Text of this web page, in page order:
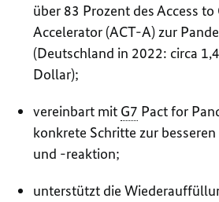
über 83 Prozent des Access
Accelerator (ACT-A) zur
(Deutschland in 2022: circa
Dollar);
vereinbart mit G7 Pact for
konkrete Schritte zur
und -reaktion;
unterstützt die